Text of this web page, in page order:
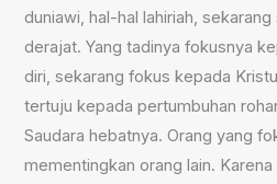
duniawi, hal-hal lahiriah,
derajat. Yang tadinya fokusnya
diri, sekarang fokus kepada
tertuju kepada pertumbuhan
Saudara hebatnya. Orang yang
mementingkan orang lain.